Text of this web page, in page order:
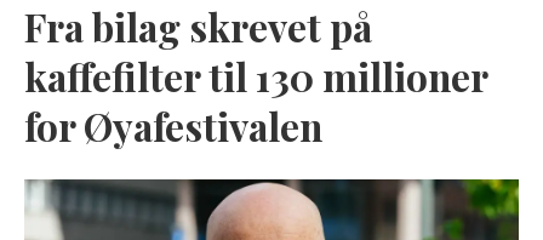
Fra bilag skrevet på
kaffefilter til 130 millioner
for Øyafestivalen